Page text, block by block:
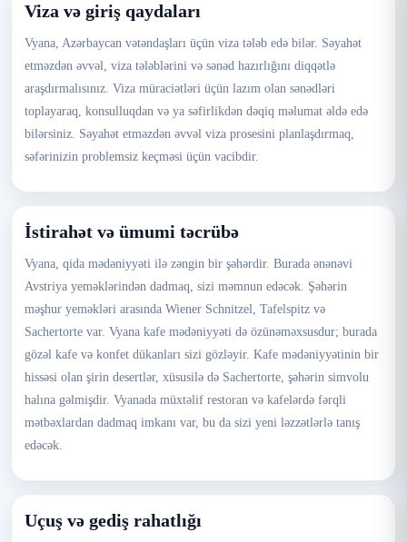
Viza və giriş qaydaları
Vyana, Azərbaycan vətəndaşları üçün viza tələb edə bilər. Səyahət
etməzdən əvvəl, viza tələblərini və sənəd hazırlığını diqqətlə
araşdırmalısınız. Viza müraciətləri üçün lazım olan sənədləri
toplayaraq, konsulluqdan və ya səfirlikdən dəqiq məlumat əldə edə
bilərsiniz. Səyahət etməzdən əvvəl viza prosesini planlaşdırmaq,
səfərinizin problemsiz keçməsi üçün vacibdir.
İstirahət və ümumi təcrübə
Vyana, qida mədəniyyəti ilə zəngin bir şəhərdir. Burada ənənəvi
Avstriya yeməklərindən dadmaq, sizi məmnun edəcək. Şəhərin
məşhur yeməkləri arasında Wiener Schnitzel, Tafelspitz və
Sachertorte var. Vyana kafe mədəniyyəti də özünəməxsusdur; burada
gözəl kafe və konfet dükanları sizi gözləyir. Kafe mədəniyyətinin bir
hissəsi olan şirin desertlər, xüsusilə də Sachertorte, şəhərin simvolu
halına gəlmişdir. Vyanada müxtəlif restoran və kafelərdə fərqli
mətbəxlardan dadmaq imkanı var, bu da sizi yeni ləzzətlərlə tanış
edəcək.
Uçuş və gediş rahatlığı